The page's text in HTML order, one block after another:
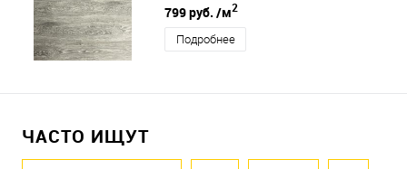
799 руб. /м2
Подробнее
ЧАСТО ИЩУТ